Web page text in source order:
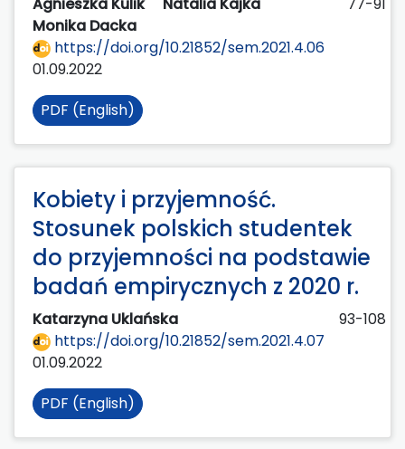
Agnieszka Kulik
Natalia Kajka
Monika Dacka
77-91
https://doi.org/10.21852/sem.2021.4.06
01.09.2022
PDF (English)
Kobiety i przyjemność.
Stosunek polskich studentek
do przyjemności na podstawie
badań empirycznych z 2020 r.
Katarzyna Uklańska
93-108
https://doi.org/10.21852/sem.2021.4.07
01.09.2022
PDF (English)